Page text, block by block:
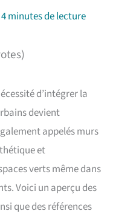
4 minutes de lecture
d’intégrer la
devient
appelés murs
et
verts même dans
Voici un aperçu des
que des références